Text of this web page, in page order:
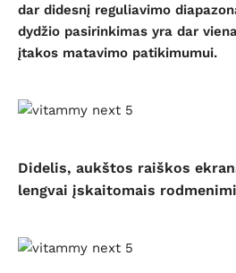
dar didesnį reguliavimo
dydžio pasirinkimas yra dar
įtakos matavimo patikimumui.
Didelis, aukštos raiškos
lengvai įskaitomais